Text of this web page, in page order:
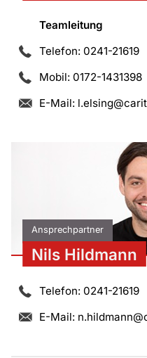
Teamleitung
Telefon: 0241-21619
Mobil: 0172-1431398
E-Mail:
Ansprechpartner
Nils Hildmann
Telefon: 0241-21619
E-Mail: